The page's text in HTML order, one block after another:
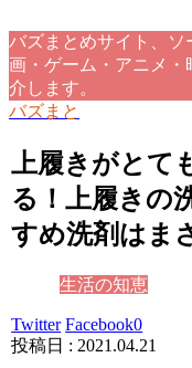
バズまとめサイト、
画・ゲーム・アニメ
介します。
バズまと
上履きがとて
る！上履きの
すめ洗剤はま
生活の知恵
Twitter Facebook0
2021.04.21